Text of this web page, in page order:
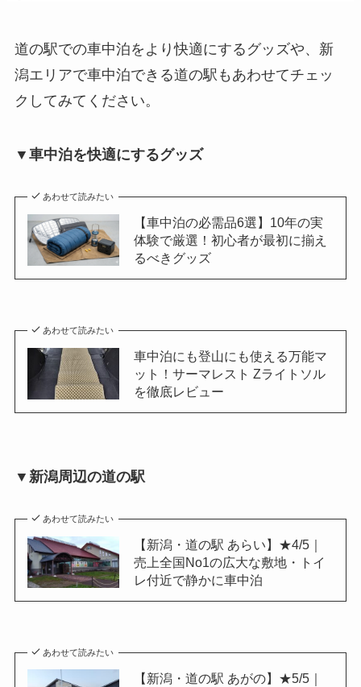
道の駅での車中泊をより快適にするグッズや、新
潟エリアで車中泊できる道の駅もあわせてチェッ
クしてみてください。
▼車中泊を快適にするグッズ
あわせて読みたい
【車中泊の必需品6選】10年の実
体験で厳選！初心者が最初に揃え
るべきグッズ
あわせて読みたい
車中泊にも登山にも使える万能マ
ット！サーマレスト Zライトソル
を徹底レビュー
▼新潟周辺の道の駅
あわせて読みたい
【新潟・道の駅 あらい】★4/5｜
売上全国No1の広大な敷地・トイ
レ付近で静かに車中泊
あわせて読みたい
【新潟・道の駅 あがの】★5/5｜